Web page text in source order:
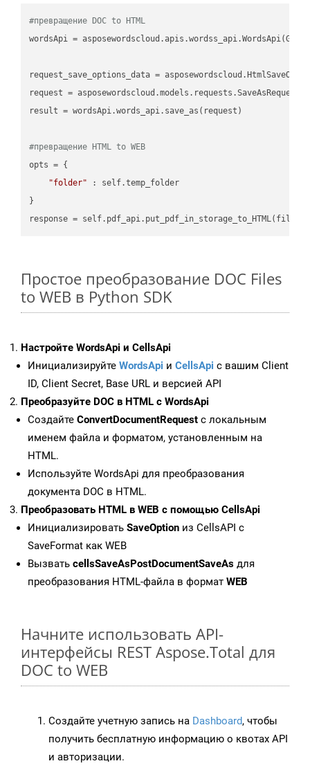
#превращение DOC to HTML
wordsApi =
request_save_options_data =
request =
result = wordsApi.words_api.save_as(request)
#превращение HTML to WEB
opts = {
"folder" : self.temp_folder
}
Простое преобразование DOC Files
to WEB в Python SDK
Настройте WordsApi и CellsApi
Инициализируйте WordsApi и CellsApi с вашим Client
ID, Client Secret, Base URL и версией API
Преобразуйте DOC в HTML с WordsApi
Создайте ConvertDocumentRequest с локальным
именем файла и форматом, установленным на
HTML.
Используйте WordsApi для преобразования
документа DOC в HTML.
Преобразовать HTML в WEB с помощью CellsApi
Инициализировать SaveOption из CellsAPI с
SaveFormat как WEB
Вызвать cellsSaveAsPostDocumentSaveAs для
преобразования HTML-файла в формат WEB
Начните использовать API-
интерфейсы REST Aspose.Total для
DOC to WEB
Создайте учетную запись на Dashboard, чтобы
получить бесплатную информацию о квотах API
и авторизации.